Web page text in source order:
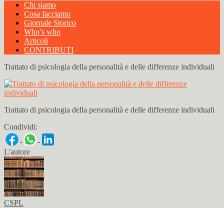
Chi siamo
Cosa facciamo
Giornale Storico
Who’s who
Articoli
CONTRIBUTI
Trattato di psicologia della personalità e delle differenze individuali
Trattato di psicologia della personalità e delle differenze individuali
Condividi:
L'autore
CSPL